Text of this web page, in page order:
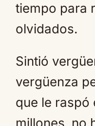
tiempo para
olvidados.
Sintió
vergüenza
que le raspó
millones, no